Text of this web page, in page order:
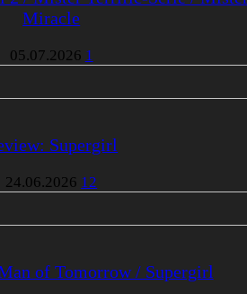
Miracle
05.07.2026 1
Supergirl
24.06.2026 12
of Tomorrow / Supergirl